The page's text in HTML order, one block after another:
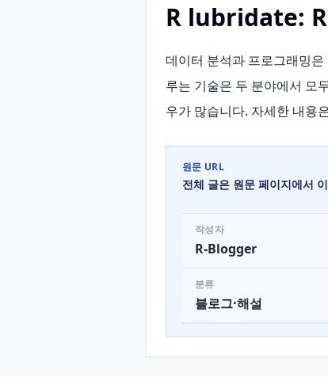
R lubridate: R
데이터 분석과 프로그래밍
루는 기술은 두 분야에서 모
우가 많습니다. 자세한 내용
원문 URL
전체 글은 원문 페이지에서
작성자
R-Blogger
분류
블로그·해설